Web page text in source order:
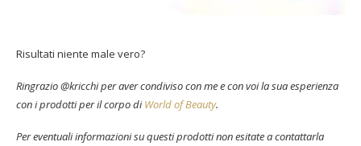
Risultati niente male vero?
Ringrazio @kricchi per aver condiviso con me e con voi la sua esperienza
con i prodotti per il corpo diWorld of Beauty.
Per eventuali informazioni su questi prodotti non esitate a contattarla